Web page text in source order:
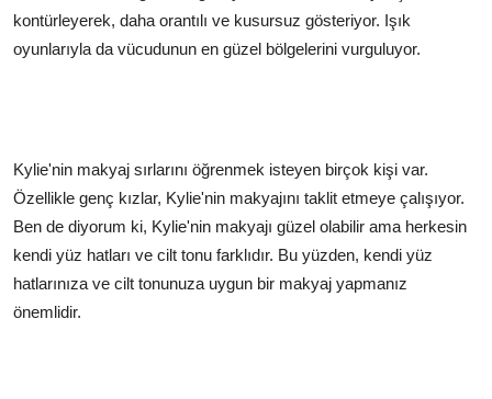
kontürleyerek, daha orantılı ve kusursuz gösteriyor. Işık
oyunlarıyla da vücudunun en güzel bölgelerini vurguluyor.
Kylie'nin makyaj sırlarını öğrenmek isteyen birçok kişi var.
Özellikle genç kızlar, Kylie'nin makyajını taklit etmeye çalışıyor.
Ben de diyorum ki, Kylie'nin makyajı güzel olabilir ama herkesin
kendi yüz hatları ve cilt tonu farklıdır. Bu yüzden, kendi yüz
hatlarınıza ve cilt tonunuza uygun bir makyaj yapmanız
önemlidir.